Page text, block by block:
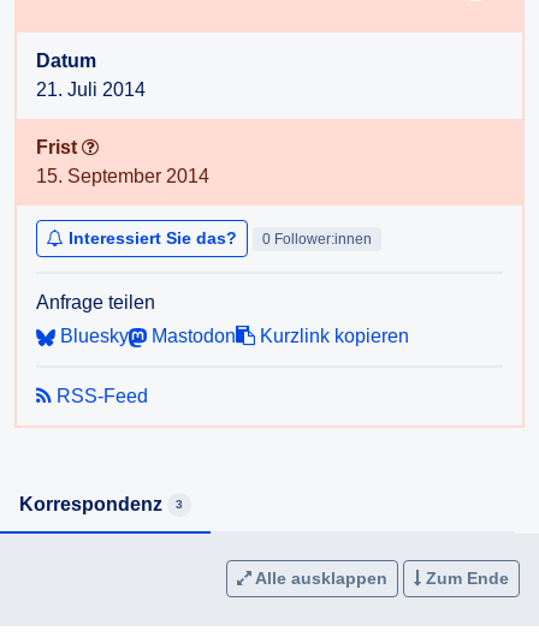
Datum
21. Juli 2014
Frist
15. September 2014
Interessiert Sie das? 0 Follower:innen
Anfrage teilen
Bluesky
Mastodon Kurzlink kopieren
RSS-Feed
Korrespondenz 3
Alle ausklappen Zum Ende